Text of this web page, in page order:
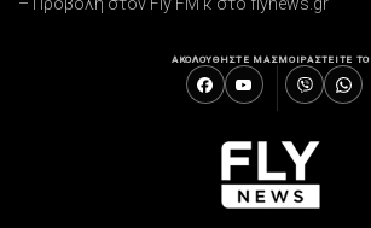
ΑΚΟΛΟΥΘΗΣΤΕ ΜΑΣΜΟΙΡΑΣΤΕΙΤΕ ΤΟ